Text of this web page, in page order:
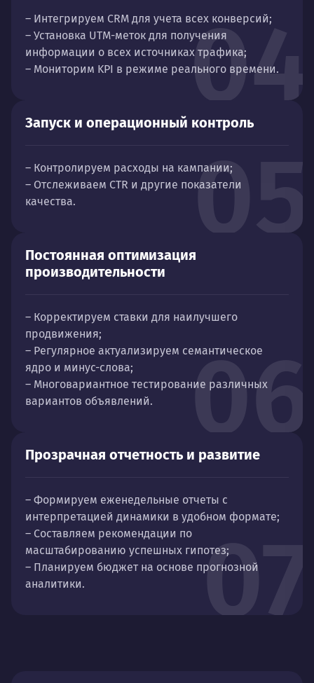
04
– Интегрируем CRM для учета всех конверсий;
– Установка UTM-меток для получения
информации о всех источниках трафика;
– Мониторим KPI в режиме реального времени.
05
Запуск и операционный контроль
– Контролируем расходы на кампании;
– Отслеживаем CTR и другие показатели
качества.
06
Постоянная оптимизация
производительности
– Корректируем ставки для наилучшего
продвижения;
– Регулярное актуализируем семантическое
ядро и минус-слова;
– Многовариантное тестирование различных
вариантов объявлений.
07
Прозрачная отчетность и развитие
– Формируем еженедельные отчеты с
интерпретацией динамики в удобном формате;
– Составляем рекомендации по
масштабированию успешных гипотез;
– Планируем бюджет на основе прогнозной
аналитики.